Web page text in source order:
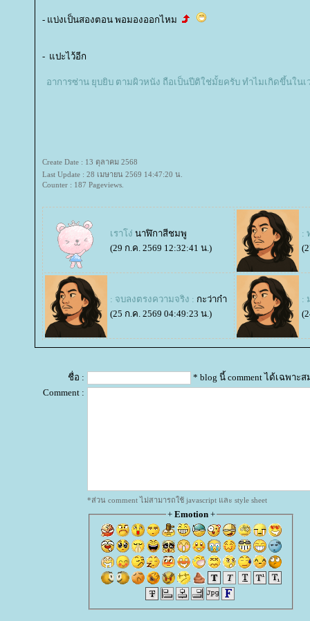
- แบ่งเป็นสองตอน พอมองออกไหม
- แปะไว้อีก
อาการซ่าน ยุบยิบ ตามผิวหนัง ถือเป็นปีติใช่มั้ยครับ ทำไมเกิดขึ้นในเ
Create Date : 13 ตุลาคม 2568
Last Update : 28 เมษายน 2569 14:47:20 น.
Counter : 187 Pageviews.
เราโง่ นาฬิกาสีชมพู
(29 ก.ค. 2569 12:32:41 น.)
:
: จบลงตรงความจริง : กะว่าก๋า
(25 ก.ค. 2569 04:49:23 น.)
:
ชื่อ :
* blog นี้ comment ได้เฉพาะ
Comment :
*ส่วน comment ไม่สามารถใช้ javascript และ style sheet
+ Emotion+